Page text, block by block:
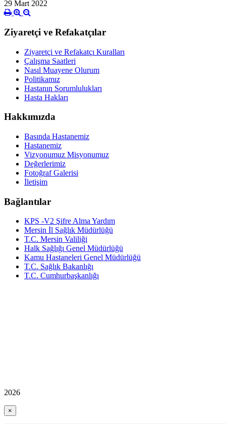
29 Mart 2022
Ziyaretçi ve Refakatçılar
Ziyaretçi ve Refakatçı Kuralları
Çalışma Saatleri
Nasıl Muayene Olurum
Politikamız
Hastanın Sorumlulukları
Hasta Hakları
Hakkımızda
Basında Hastanemiz
Hastanemiz
Vizyonumuz Misyonumuz
Değerlerimiz
Fotoğraf Galerisi
İletişim
Bağlantılar
KPS -V2 Şifre Alma Yardım
Mersin İl Sağlık Müdürlüğü
T.C. Mersin Valiliği
Halk Sağlığı Genel Müdürlüğü
Kamu Hastaneleri Genel Müdürlüğü
T.C. Sağlık Bakanlığı
T.C. Cumhurbaşkanlığı
2026
×